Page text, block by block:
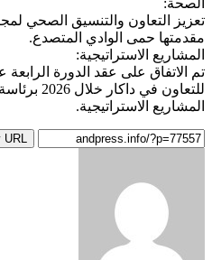
تعزيز التعاون والتنسيق الصحي
مقدمتها حمى الوادي المتصدع.
المشاريع الاستراتيجية:
تم الاتفاق على عقد الدورة
للتعاون
المشاريع الاستراتيجية.